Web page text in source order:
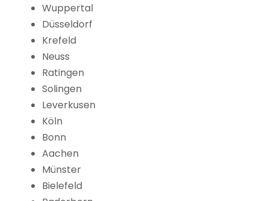
Wuppertal
Düsseldorf
Krefeld
Neuss
Ratingen
Solingen
Leverkusen
Köln
Bonn
Aachen
Münster
Bielefeld